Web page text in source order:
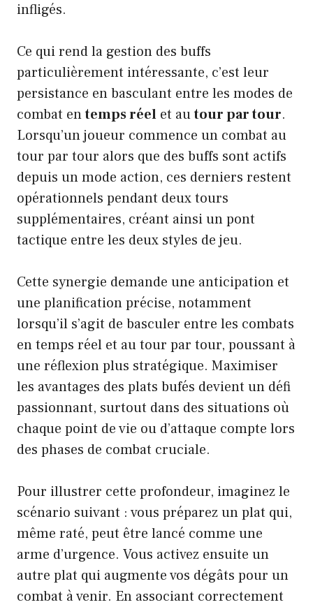
infligés.
Ce qui rend la gestion des buffs
particulièrement intéressante, c’est leur
persistance en basculant entre les modes de
combat entemps réel et autour par tour.
Lorsqu’un joueur commence un combat au
tour par tour alors que des buffs sont actifs
depuis un mode action, ces derniers restent
opérationnels pendant deux tours
supplémentaires, créant ainsi un pont
tactique entre les deux styles de jeu.
Cette synergie demande une anticipation et
une planification précise, notamment
lorsqu’il s’agit de basculer entre les combats
en temps réel et au tour par tour, poussant à
une réflexion plus stratégique. Maximiser
les avantages des plats bufés devient un défi
passionnant, surtout dans des situations où
chaque point de vie ou d’attaque compte lors
des phases de combat cruciale.
Pour illustrer cette profondeur, imaginez le
scénario suivant : vous préparez un plat qui,
même raté, peut être lancé comme une
arme d’urgence. Vous activez ensuite un
autre plat qui augmente vos dégâts pour un
combat à venir. En associant correctement